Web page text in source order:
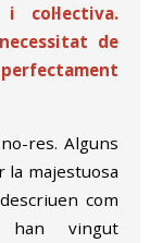
col·lectiva.
de
res. Alguns
majestuosa
com
han vingut